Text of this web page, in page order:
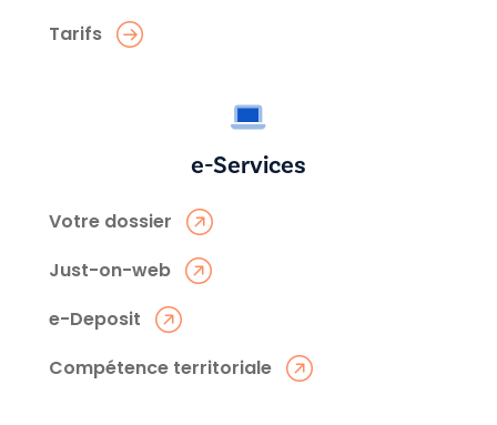
Tarifs
e-Services
Votre dossier
Just-on-web
e-Deposit
Compétence territoriale